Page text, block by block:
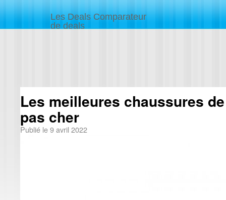
Les Deals Comparateur
de deals
Les meilleures chaussures
pas cher
Publié le9 avril 2022